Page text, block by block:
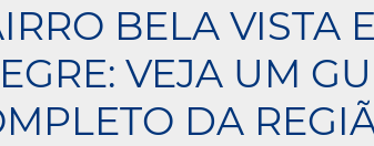
BELA VISTA
VEJA UM
DA